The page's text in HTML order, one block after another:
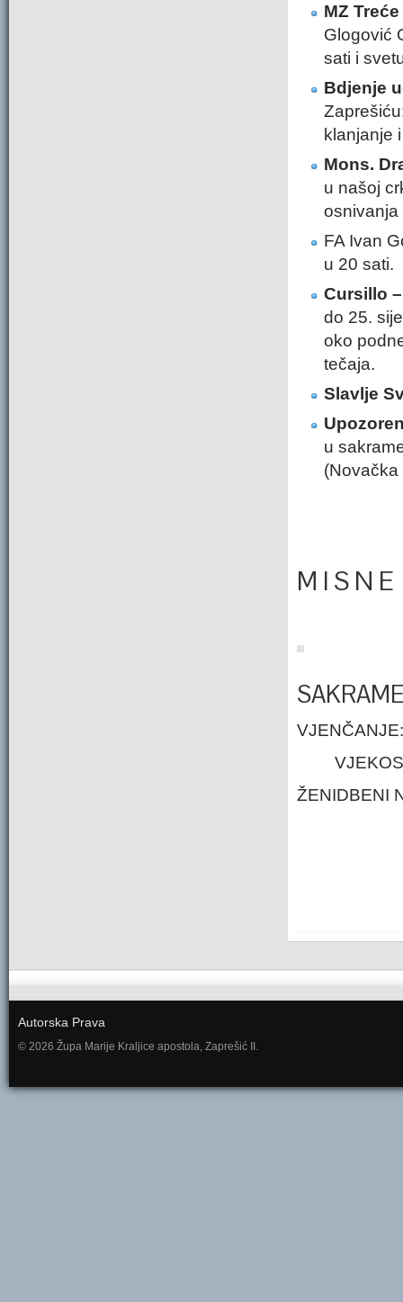
MZ
Glogović
sati i
Bdjenje
klanjanje
Mons.
u našoj
osnivanja
FA Ivan
u 20 sati.
Cursillo
do 25.
oko
tečaja.
Slavlje
u
(Novačka
M I S N
Autorska Prava
© 2026 Župa Marije Kraljice apostola, Zaprešić II.